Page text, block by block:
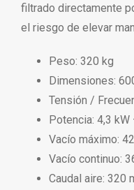
filtrado directamente
el riesgo de elevar
Peso: 320 kg
Dimensiones:
Tensión /
Potencia: 4,3 kW
Vacío máximo:
Vacío continuo:
Caudal aire: 320